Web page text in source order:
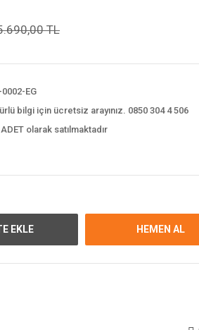
TL
EG
bilgi için ücretsiz arayınız. 0850 304 4 506
olarak satılmaktadır
EKLE HEMEN AL